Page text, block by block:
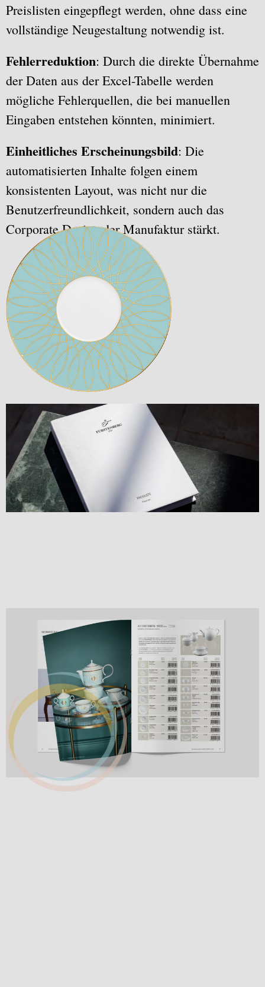
Preislisten eingepflegt werden, ohne dass eine
vollständige Neugestaltung notwendig ist.
Fehlerreduktion: Durch die direkte Übernahme
der Daten aus der Excel-Tabelle werden
mögliche Fehlerquellen, die bei manuellen
Eingaben entstehen könnten, minimiert.
Einheitliches Erscheinungsbild: Die
automatisierten Inhalte folgen einem
konsistenten Layout, was nicht nur die
Benutzerfreundlichkeit, sondern auch das
Corporate Design der Manufaktur stärkt.